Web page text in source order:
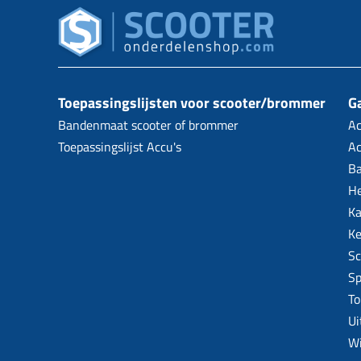
Toepassingslijsten voor scooter/brommer
Bandenmaat scooter of brommer
Toepassingslijst Accu's